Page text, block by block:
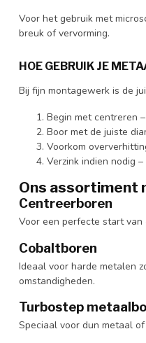
Voor het gebruik met
breuk of vervorming.
HOE GEBRUIK JE
Bij fijn montagewerk is de
Begin met centreren
Boor met de juiste
Voorkom
Verzink indien nodig
Ons assortiment
Centreerboren
Voor een perfecte start van
Cobaltboren
Ideaal voor harde metalen
omstandigheden.
Turbostep
Speciaal voor dun metaal